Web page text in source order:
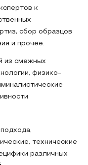
к
сбор образцов
и прочее.
из смежных
физико-
технические
различных